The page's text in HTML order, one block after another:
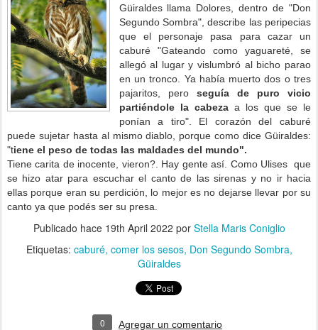
Güiraldes llama Dolores, dentro de "Don
Segundo Sombra", describe las peripecias
que el personaje pasa para cazar un
caburé "Gateando como yaguareté, se
allegó al lugar y vislumbró al bicho parao
en un tronco. Ya había muerto dos o tres
pajaritos, pero seguía de puro vicio
partiéndole la cabeza a los que se le
ponían a tiro".
El corazón del caburé
puede sujetar hasta al mismo diablo, porque como dice Güiraldes:
"tiene el peso de todas las maldades del mundo".
Tiene carita de inocente, vieron?. Hay gente así. Como Ulises que
se hizo atar para escuchar el canto de las sirenas y no ir hacia
ellas porque eran su perdición, lo mejor es no dejarse llevar por su
canto ya que podés ser su presa.
Publicado hace 19th April 2022 por Stella Maris Coniglio
Etiquetas: caburé comer los sesos Don Segundo Sombra
Güiraldes
0 Agregar un comentario